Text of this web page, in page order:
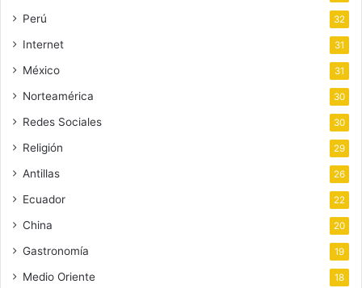
Perú 32
Internet 31
México 31
Norteamérica 30
Redes Sociales 30
Religión 29
Antillas 26
Ecuador 22
China 20
Gastronomía 19
Medio Oriente 18